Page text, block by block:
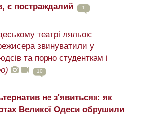
є постраждалий
1
театрі ляльок:
звинуватили у
та порно студенткам і
10
не з'явиться»: як
Великої Одеси обрушили